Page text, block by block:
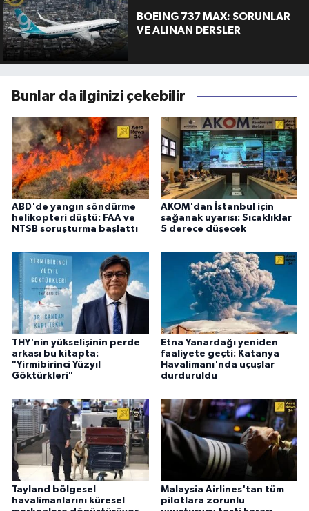
BOEING 737 MAX: SORUNLAR
VE ALINAN DERSLER
Bunlar da ilginizi çekebilir
ABD'de yangın söndürme
helikopteri düştü: FAA ve
NTSB soruşturma başlattı
AKOM'dan İstanbul için
sağanak uyarısı: Sıcaklıklar
5 derece düşecek
THY'nin yükselişinin perde
arkası bu kitapta:
"Yirmibirinci Yüzyıl
Göktürkleri"
Etna Yanardağı yeniden
faaliyete geçti: Katanya
Havalimanı'nda uçuşlar
durduruldu
Tayland bölgesel
havalimanlarını küresel
Malaysia Airlines'tan tüm
pilotlara zorunlu